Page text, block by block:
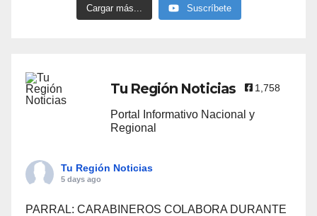
Cargar más... Suscríbete
Tu Región Noticias 1,758
Portal Informativo Nacional y
Regional
Tu Región Noticias
5 days ago
PARRAL: CARABINEROS COLABORA DURANTE